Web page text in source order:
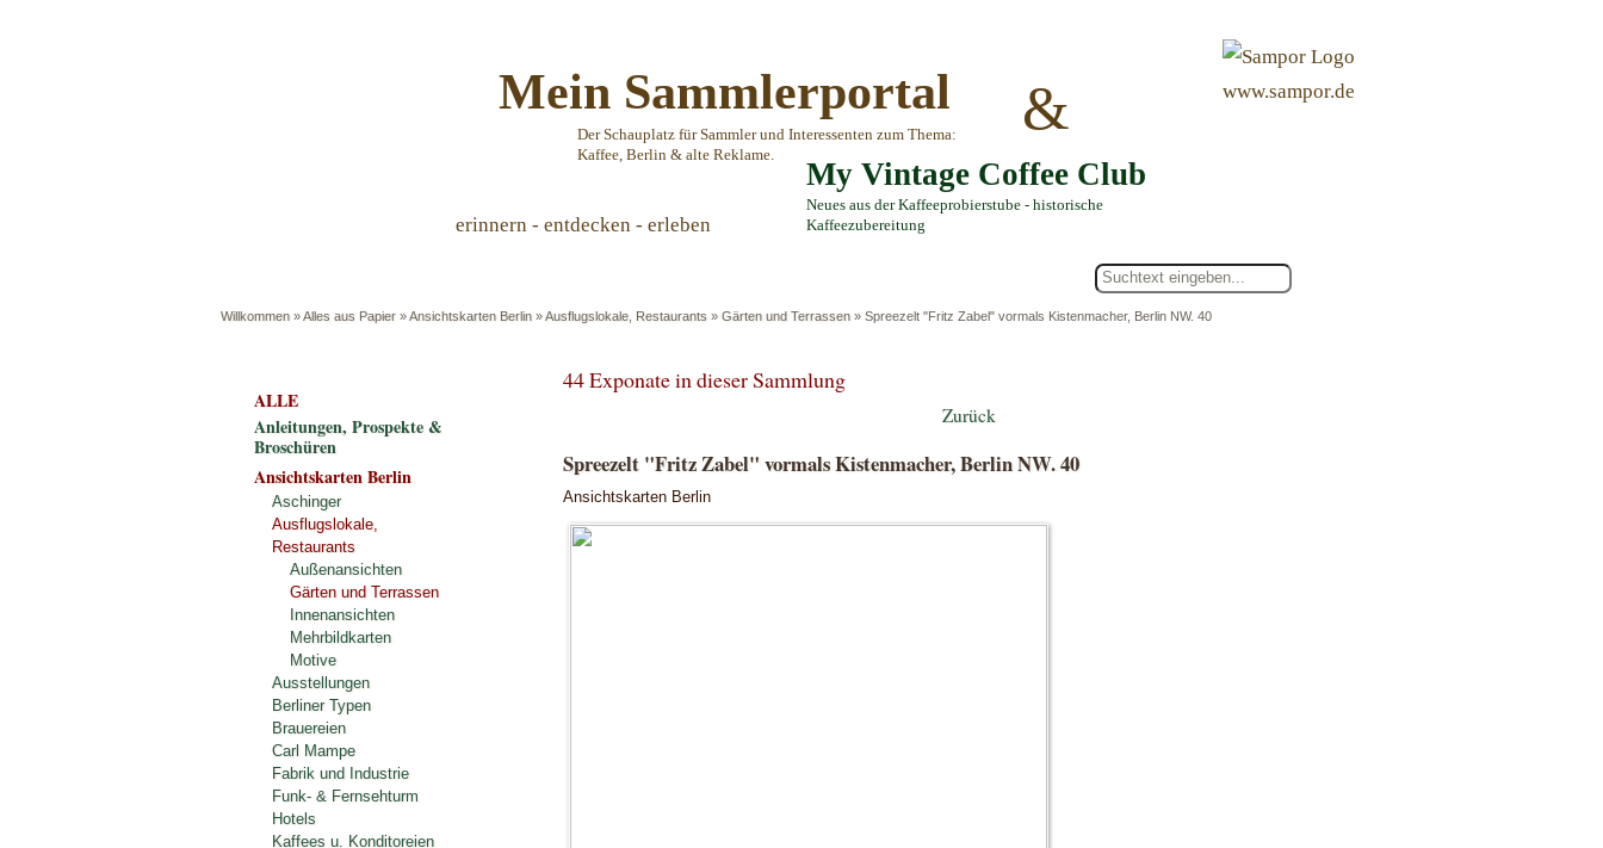
Mein Sammlerportal
Der Schauplatz für Sammler und Interessenten zum Thema:
Kaffee, Berlin & alte Reklame.
&
My Vintage Coffee Club
Neues aus der Kaffeeprobierstube - historische
Kaffeezubereitung
www.sampor.de
erinnern - entdecken - erleben
Willkommen »Alles aus Papier »Ansichtskarten Berlin »Ausflugslokale, Restaurants » Gärten und Terrassen » Spreezelt "Fritz Zabel" vormals Kistenmacher, Berlin NW. 40
44 Exponate in dieser Sammlung
Zurück
Spreezelt "Fritz Zabel" vormals Kistenmacher, Berlin NW. 40
Ansichtskarten Berlin
ALLE
Anleitungen, Prospekte &
Broschüren
Ansichtskarten Berlin
Aschinger
Ausflugslokale,
Restaurants
Außenansichten
Gärten und Terrassen
Innenansichten
Mehrbildkarten
Motive
Ausstellungen
Berliner Typen
Brauereien
Carl Mampe
Fabrik und Industrie
Funk- & Fernsehturm
Hotels
Kaffees u. Konditoreien